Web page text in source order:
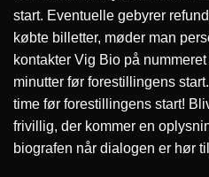
start. Eventuelle gebyrer
købte billetter, møder man
kontakter Vig Bio på
minutter før forestillingens
time før forestillingens start!
frivillig, der kommer en
biografen når dialogen er hør